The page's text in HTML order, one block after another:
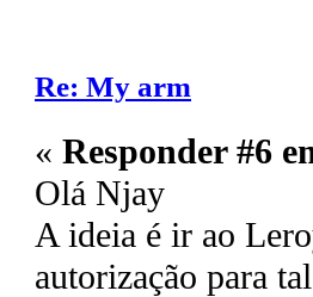
Re: My arm
« Responder #6
Olá Njay
A ideia é ir ao
autorização para